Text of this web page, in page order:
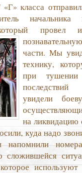
класса
провел
части. Мы
технику,
при
последствий
увидели
на ликвидацию
куда надо
напомнили
сложившейся